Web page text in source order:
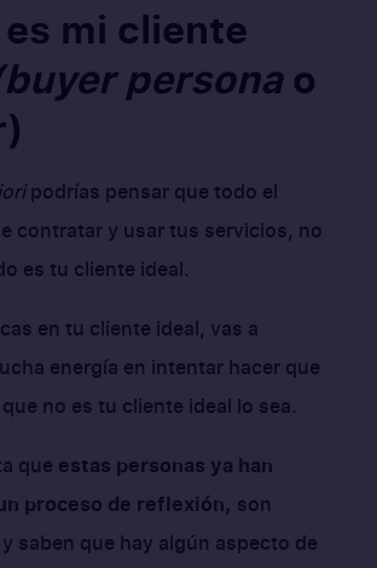
mi cliente
personao
podrías pensar que todo el
contratar y usar tus servicios, no
es tu cliente ideal.
en tu cliente ideal, vas a
energía en intentar hacer que
no es tu cliente ideal lo sea.
que estas personas ya han
proceso de reflexión, son
saben que hay algún aspecto de